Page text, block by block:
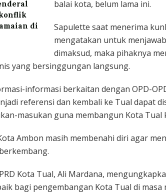
di
balai kota, belum lama ini.
Sapulette saat menerima
mengatakan untuk
dimaksud, maka pihaknya
yang bersinggungan langsung.
informasi berkaitan dengan OPD-
referensi dan kembali ke Tual dapat
masukan guna membangun Kota Tual
Ambon masih membenahi diri agar
Kota Tual, Ali Mardana,
bagi pengembangan Kota Tual di masa